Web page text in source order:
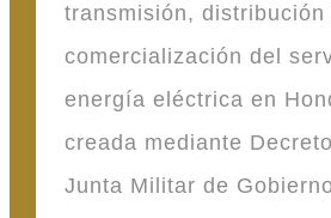
transmisión, distribución
comercialización del
energía eléctrica en
creada mediante
Junta Militar de